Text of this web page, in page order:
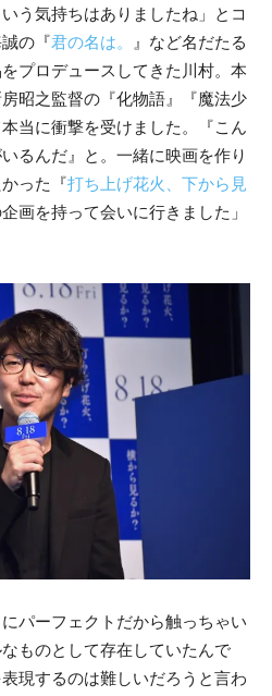
う気持ちはありましたね」とコ
の『君の名は。
』など名だたる
プロデュースしてきた川村。本
昭之監督の『化物語』『魔法少
当に衝撃を受けました。『こん
るんだ』と。一緒に映画を作り
った『打ち上げ花火、下から見
企画を持って会いに行きました」
パーフェクトだから触っちゃい
ものとして存在していたんで
現するのは難しいだろうと言わ